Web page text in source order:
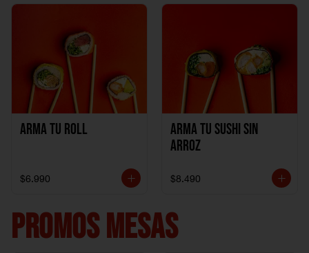
Arma Tu Roll
$6.990
Arma tu Sushi sin
Arroz
$8.490
PROMOS MESAS